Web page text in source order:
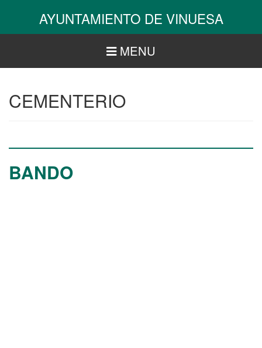
AYUNTAMIENTO DE VINUESA
MENU
CEMENTERIO
BANDO